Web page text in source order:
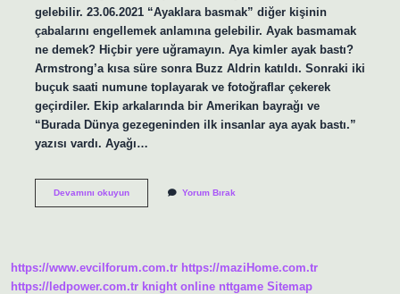
gelebilir. 23.06.2021 “Ayaklara basmak” diğer kişinin
çabalarını engellemek anlamına gelebilir. Ayak basmamak
ne demek? Hiçbir yere uğramayın. Aya kimler ayak bastı?
Armstrong’a kısa süre sonra Buzz Aldrin katıldı. Sonraki iki
buçuk saati numune toplayarak ve fotoğraflar çekerek
geçirdiler. Ekip arkalarında bir Amerikan bayrağı ve
“Burada Dünya gezegeninden ilk insanlar aya ayak bastı.”
yazısı vardı. Ayağı…
Devamını okuyunAyak
Yorum Bırak
https://www.evcilforum.com.tr https://maziHome.com.tr
https://ledpower.com.tr knight online nttgame Sitemap